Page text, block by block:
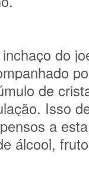
do
de
Isso
a
álcool,